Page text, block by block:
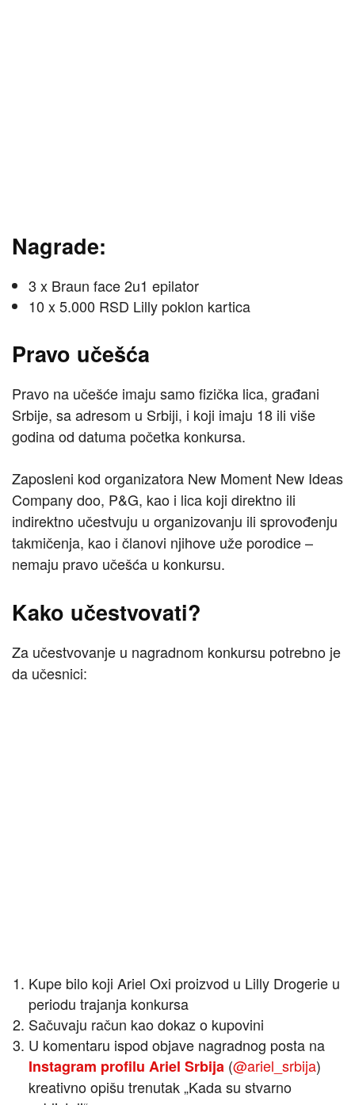
Nagrade:
3 x Braun face 2u1 epilator
10 x 5.000 RSD Lilly poklon kartica
Pravo učešća
Pravo na učešće imaju samo fizička lica, građani
Srbije, sa adresom u Srbiji, i koji imaju 18 ili više
godina od datuma početka konkursa.
Zaposleni kod organizatora New Moment New Ideas
Company doo, P&G, kao i lica koji direktno ili
indirektno učestvuju u organizovanju ili sprovođenju
takmičenja, kao i članovi njihove uže porodice –
nemaju pravo učešća u konkursu.
Kako učestvovati?
Za učestvovanje u nagradnom konkursu potrebno je
da učesnici:
Kupe bilo koji Ariel Oxi proizvod u Lilly Drogerie u
periodu trajanja konkursa
Sačuvaju račun kao dokaz o kupovini
U komentaru ispod objave nagradnog posta na
Instagram profilu Ariel Srbija (@ariel_srbija)
kreativno opišu trenutak „Kada su stvarno